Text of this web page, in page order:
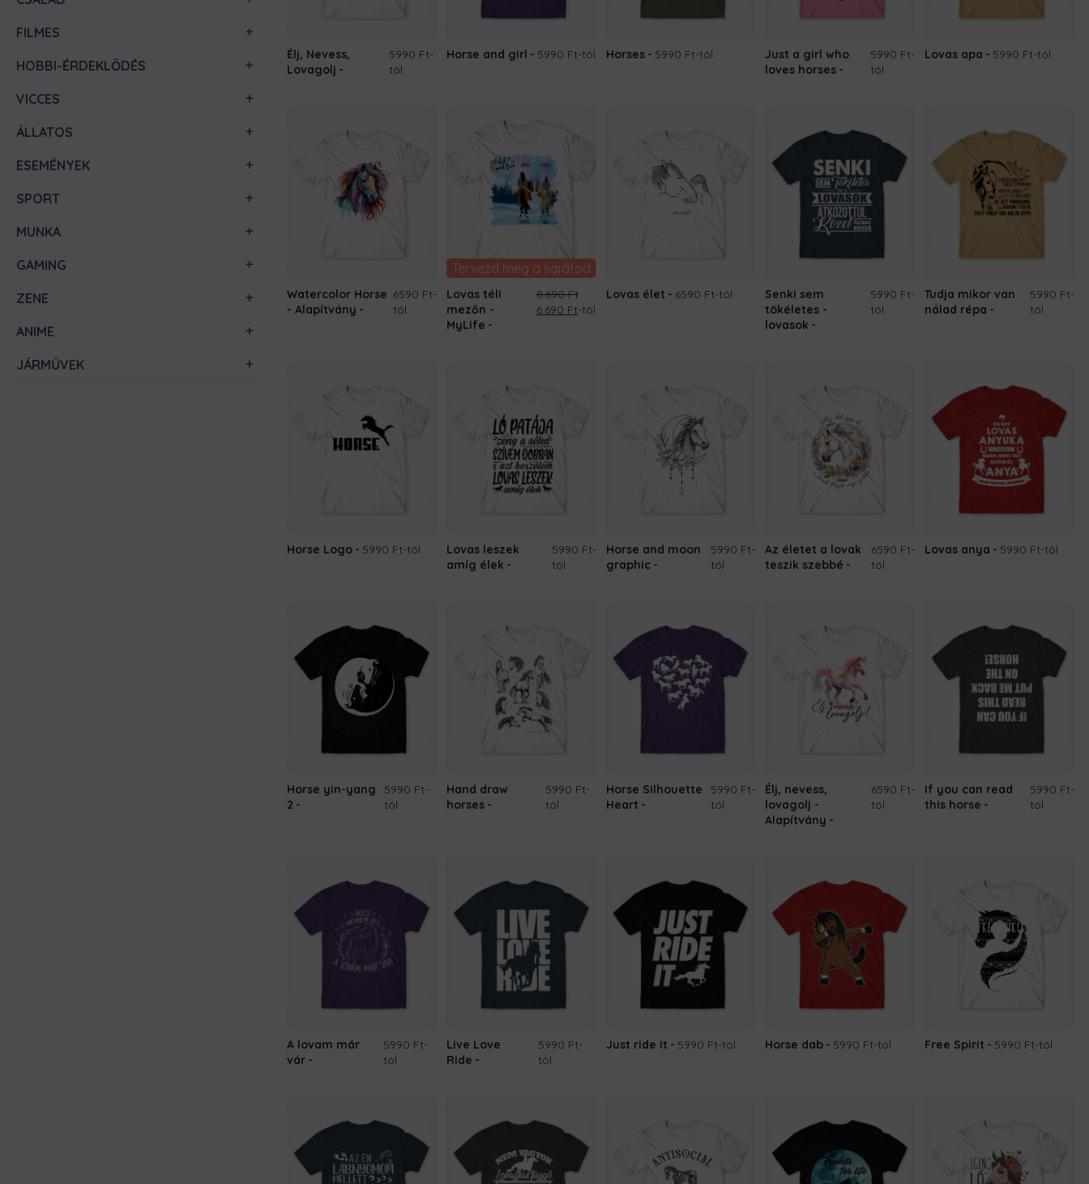
FILMES
HOBBI-ÉRDEKLŐDÉS
VICCES
ÁLLATOS
ESEMÉNYEK
SPORT
MUNKA
GAMING
ZENE
ANIME
JÁRMŰVEK
Élj, Nevess,
Lovagolj
5990 Ft-
tól
Horse and girl 5990 Ft-tól Horses 5990 Ft-tól
Just a girl who
loves horses
5990 Ft-
tól
Lovas apa 5990 Ft-tól
Watercolor Horse
- Alapítvány
6590 Ft-
tól
Tervezd meg a sajátod
Lovas téli
mezőn -
MyLife
8.690Ft
Original
6.690 FtCurrent
-tól
Lovas élet 6590 Ft-tól
Senki sem
tökéletes -
lovasok
5990 Ft-
tól
Tudja mikor van
nálad répa
5990 Ft-
tól
Horse Logo 5990 Ft-tól
Lovas leszek
amíg élek
5990 Ft-
tól
Horse and moon
graphic
5990 Ft-
tól
Az életet a lovak
teszik szebbé
6590 Ft-
tól
Lovas anya 5990 Ft-tól
Horse yin-yang
2
5990 Ft-
tól
Hand draw
horses
5990 Ft-
tól
Horse Silhouette
Heart
5990 Ft-
tól
Élj, nevess,
lovagolj -
Alapítvány
6590 Ft-
tól
If you can read
this horse
5990 Ft-
tól
A lovam már
vár
5990 Ft-
tól
Live Love
Ride
5990 Ft-
tól
Just ride it 5990 Ft-tól Horse dab 5990 Ft-tól Free Spirit 5990 Ft-tól